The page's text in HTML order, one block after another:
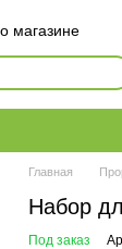
магазине
Главная
Набор
Под заказ